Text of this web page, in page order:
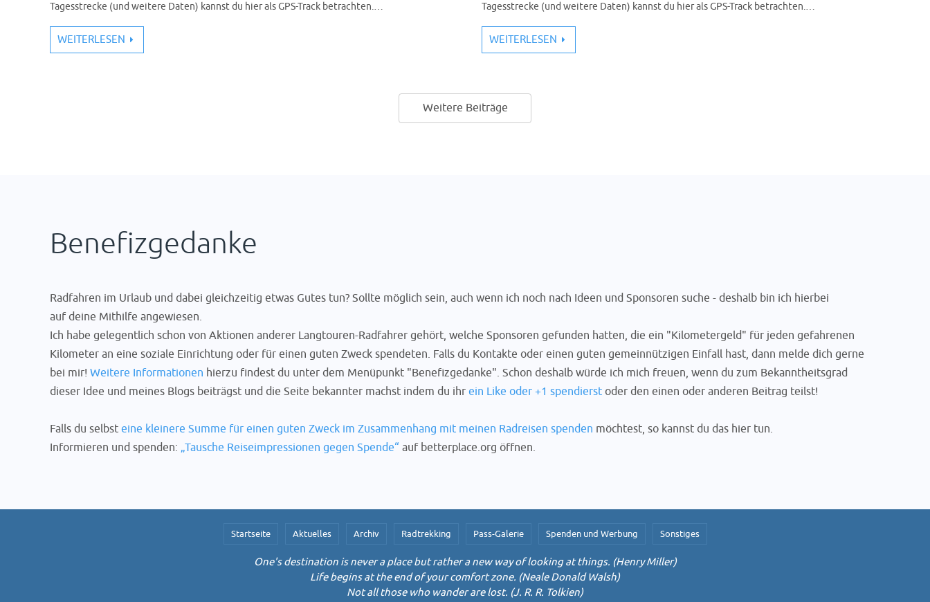
Tagesstrecke (und weitere Daten) kannst du hier als GPS-Track betrachten.…
WEITERLESEN
Tagesstrecke (und weitere Daten) kannst du hier als GPS-Track betrachten.…
WEITERLESEN
Weitere Beiträge
Benefizgedanke
Radfahren im Urlaub und dabei gleichzeitig etwas Gutes tun? Sollte möglich sein, auch wenn ich noch nach Ideen und Sponsoren suche - deshalb bin ich hierbei
auf deine Mithilfe angewiesen.
Ich habe gelegentlich schon von Aktionen anderer Langtouren-Radfahrer gehört, welche Sponsoren gefunden hatten, die ein "Kilometergeld" für jeden gefahrenen
Kilometer an eine soziale Einrichtung oder für einen guten Zweck spendeten. Falls du Kontakte oder einen guten gemeinnützigen Einfall hast, dann melde dich gerne
bei mir! Weitere Informationen hierzu findest du unter dem Menüpunkt "Benefizgedanke". Schon deshalb würde ich mich freuen, wenn du zum Bekanntheitsgrad
dieser Idee und meines Blogs beiträgst und die Seite bekannter machst indem du ihr ein Like oder +1 spendierst oder den einen oder anderen Beitrag teilst!
Falls du selbst eine kleinere Summe für einen guten Zweck im Zusammenhang mit meinen Radreisen spenden möchtest, so kannst du das hier tun.
Informieren und spenden: „Tausche Reiseimpressionen gegen Spende“ auf betterplace.org öffnen.
Startseite Aktuelles Archiv Radtrekking Pass-Galerie Spenden und Werbung Sonstiges
One's destination is never a place but rather a new way of looking at things. (Henry Miller)
Life begins at the end of your comfort zone. (Neale Donald Walsh)
Not all those who wander are lost. (J. R. R. Tolkien)